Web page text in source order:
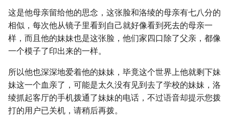
这是他母亲留给他的思念，这张脸和洛绫的母亲有七八分的
相似，每次他从镜子里看到自己就好像看到死去的母亲一
样，而且他的妹妹也是这张脸，他们家四口除了父亲，都像
一个模子了印出来的一样。
所以他也深深地爱着他的妹妹，毕竟这个世界上他就剩下妹
妹这一个血亲了，可能是太久没有见到去了学校的妹妹，洛
绫抓起客厅的手机拨通了妹妹的电话，不过语音却提示您拨
打的用户已关机，请稍后再拨。